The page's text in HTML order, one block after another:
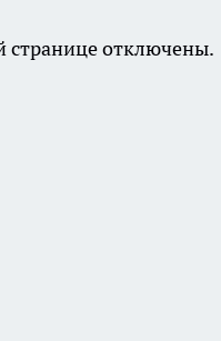
странице отключены.